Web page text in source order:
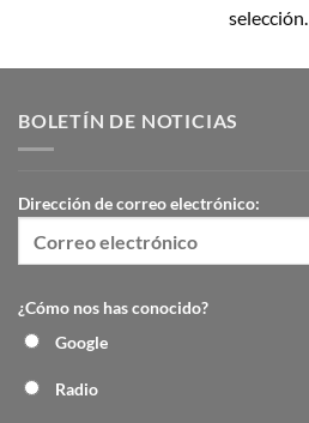
selección.
BOLETÍN DE NOTICIAS
Dirección de correo electrónico:
¿Cómo nos has conocido?
Google
Radio